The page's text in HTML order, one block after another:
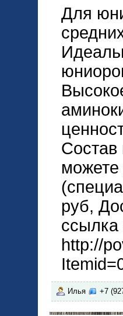
Для
можете
руб,
ссылка
http://
Илья +7